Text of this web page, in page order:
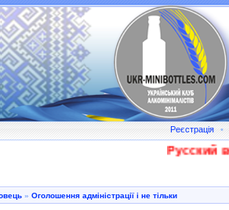
Реєстрація •
Русский
» Оголошення адміністрації і не тільки